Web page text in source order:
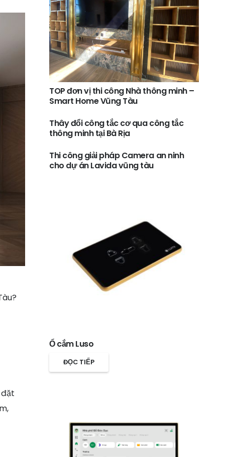
TOP đơn vị thi công Nhà thông minh –
Smart Home Vũng Tàu
Thây đổi công tắc cơ qua công tắc
thông minh tại Bà Rịa
Thi công giải pháp Camera an ninh
cho dự án Lavida vũng tàu
Ổ cắm Luso
ĐỌC TIẾP